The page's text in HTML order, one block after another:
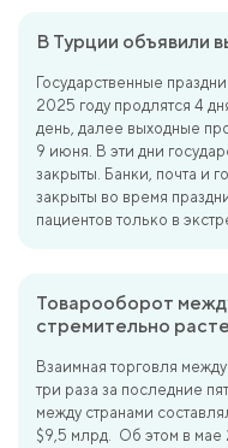
В Турции объявили
Государственные
2025 году продлятся 4
день, далее выходные
9 июня. В эти дни
закрыты. Банки, почта и
закрыты во время
пациентов только в
Товарооборот
стремительно
Взаимная торговля
три раза за последние
между странами
$9,5 млрд. Об этом в мае